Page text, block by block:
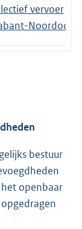
vervoer
Noordoost
bestuur
openbaar